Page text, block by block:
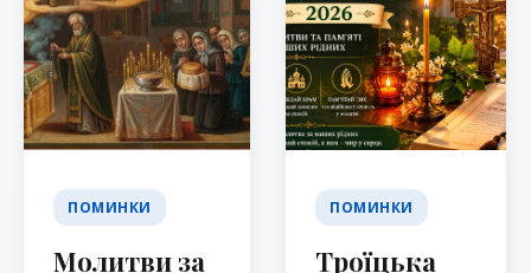
ПОМИНКИ
Молитви за
ПОМИНКИ
Троїцька